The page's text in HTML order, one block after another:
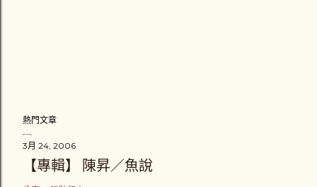
熱門文章
3月 24, 2006
【專輯】 陳昇／魚說